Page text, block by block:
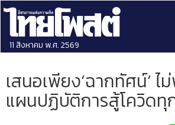
11 สิงหาคม พ.ศ. 2569
เสนอเพียง‘ฉากทัศน์’
แผนปฏิบัติการสู้โควิดทุ